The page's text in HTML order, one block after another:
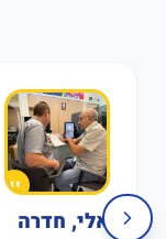
אלי, חדרה